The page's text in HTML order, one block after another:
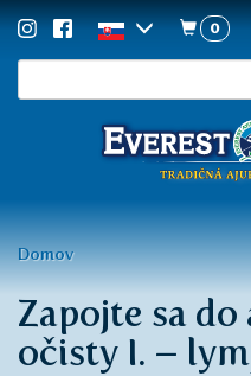
na
0
Nachádzate
sa
tu
Domov
Zapojte sa
očisty I. –